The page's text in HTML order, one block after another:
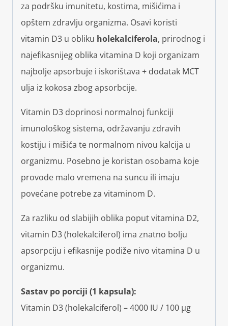
za podršku imunitetu, kostima, mišićima i
opštem zdravlju organizma. Osavi koristi
vitamin D3 u obliku holekalciferola, prirodnog i
najefikasnijeg oblika vitamina D koji organizam
najbolje apsorbuje i iskorištava + dodatak MCT
ulja iz kokosa zbog apsorbcije.
Vitamin D3 doprinosi normalnoj funkciji
imunološkog sistema, održavanju zdravih
kostiju i mišića te normalnom nivou kalcija u
organizmu. Posebno je koristan osobama koje
provode malo vremena na suncu ili imaju
povećane potrebe za vitaminom D.
Za razliku od slabijih oblika poput vitamina D2,
vitamin D3 (holekalciferol) ima znatno bolju
apsorpciju i efikasnije podiže nivo vitamina D u
organizmu.
Sastav po porciji (1 kapsula):
Vitamin D3 (holekalciferol) – 4000 IU / 100 µg